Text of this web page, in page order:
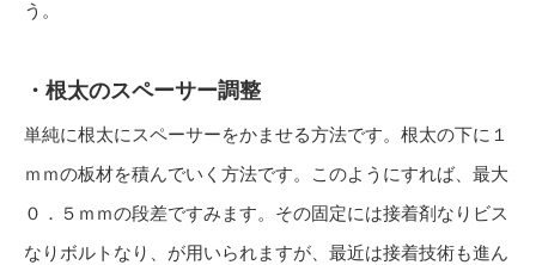
う。
・根太のスペーサー調整
単純に根太にスペーサーをかませる方法です。根太の下に１
ｍｍの板材を積んでいく方法です。このようにすれば、最大
０．５ｍｍの段差ですみます。その固定には接着剤なりビス
なりボルトなり、が用いられますが、最近は接着技術も進ん